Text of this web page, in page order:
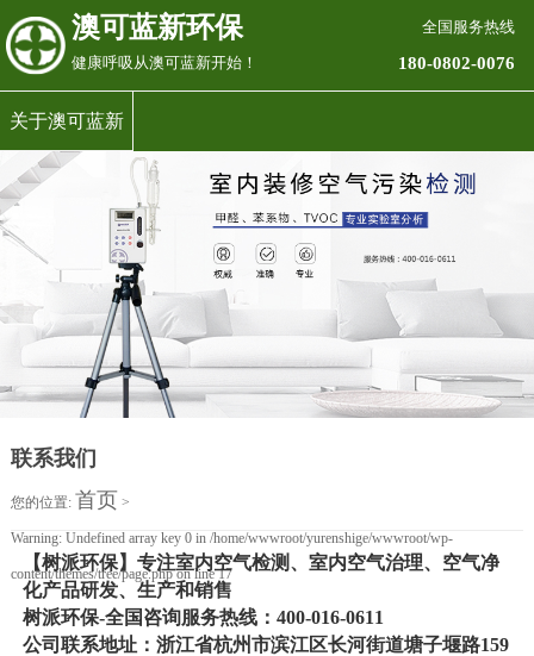
澳可蓝新环保
健康呼吸从澳可蓝新开始！
全国服务热线
180-0802-0076
关于澳可蓝新
联系我们
您的位置: 首页 >
Warning: Undefined array key 0 in /home/wwwroot/yurenshige/wwwroot/wp-
content/themes/tree/page.phpon line17
【树派环保】 专注室内空气检测 、 室内空气治理、空气净
化产品研发、生产和销售
树派环保-全国咨询服务热线： 400-016-0611
公司联系地址： 浙江省杭州市滨江区长河街道塘子堰路159